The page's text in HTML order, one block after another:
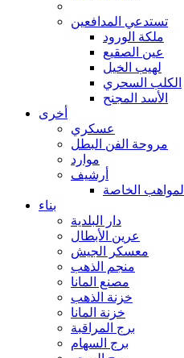
تستدعي المدافعين
ملكة الورود
عين الصقيع
لهيب الخيل
الكلب السحري
الأسد المجنح
أخرى
عسكري
مروحة الفن البطل
موارد
أرشيف
المواهب الخاصة
بناء
دار البلدية
عرين الأبطال
معسكر الجيش
منجم الذهب
مصنع المانا
خزنة الذهب
خزنة المانا
برج المراقبة
برج السهام